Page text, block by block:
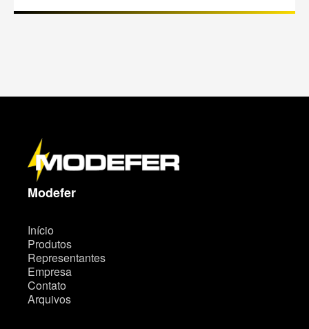
M
Modefer
Início
Produtos
Representantes
Empresa
Contato
Arquivos